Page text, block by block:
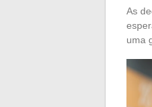
As
uma